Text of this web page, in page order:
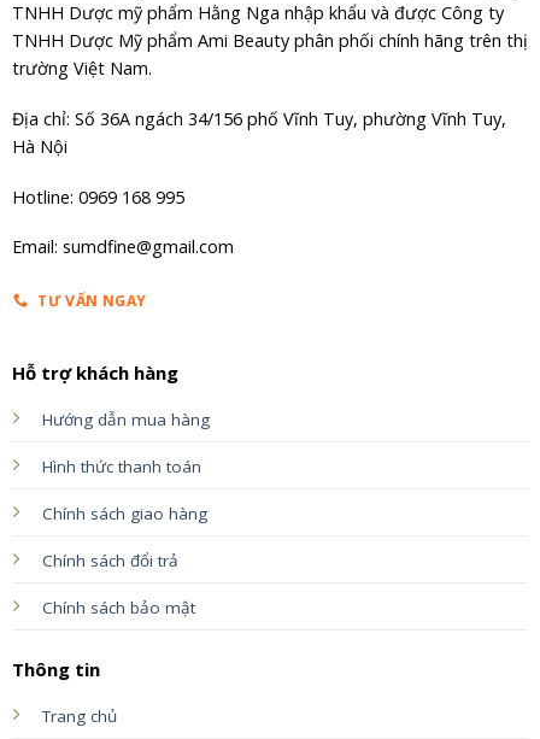
TNHH Dược mỹ phẩm Hằng Nga nhập khẩu và được Công ty
TNHH Dược Mỹ phẩm Ami Beauty phân phối chính hãng trên thị
trường Việt Nam.
Địa chỉ: Số 36A ngách 34/156 phố Vĩnh Tuy, phường Vĩnh Tuy,
Hà Nội
Hotline: 0969 168 995
Email: sumdfine@gmail.com
TƯ VẤN NGAY
Hỗ trợ khách hàng
Hướng dẫn mua hàng
Hình thức thanh toán
Chính sách giao hàng
Chính sách đổi trả
Chính sách bảo mật
Thông tin
Trang chủ